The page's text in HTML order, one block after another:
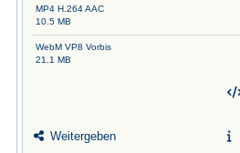
MP4 H.264 AAC
10.5 MB
WebM VP8 Vorbis
21.1 MB
Weitergeben